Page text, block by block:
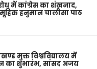
में कांग्रेस का शंखनाद,
हनुमान चालीसा पाठ
मुक्त विश्वविद्यालय में
का शुभारंभ, सांसद अजय